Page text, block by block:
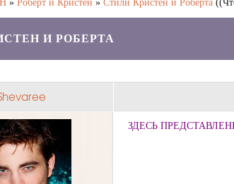
» Роберт и Кристен » Стили Кристен и Роберта
И РОБЕРТА
ЗДЕСЬ